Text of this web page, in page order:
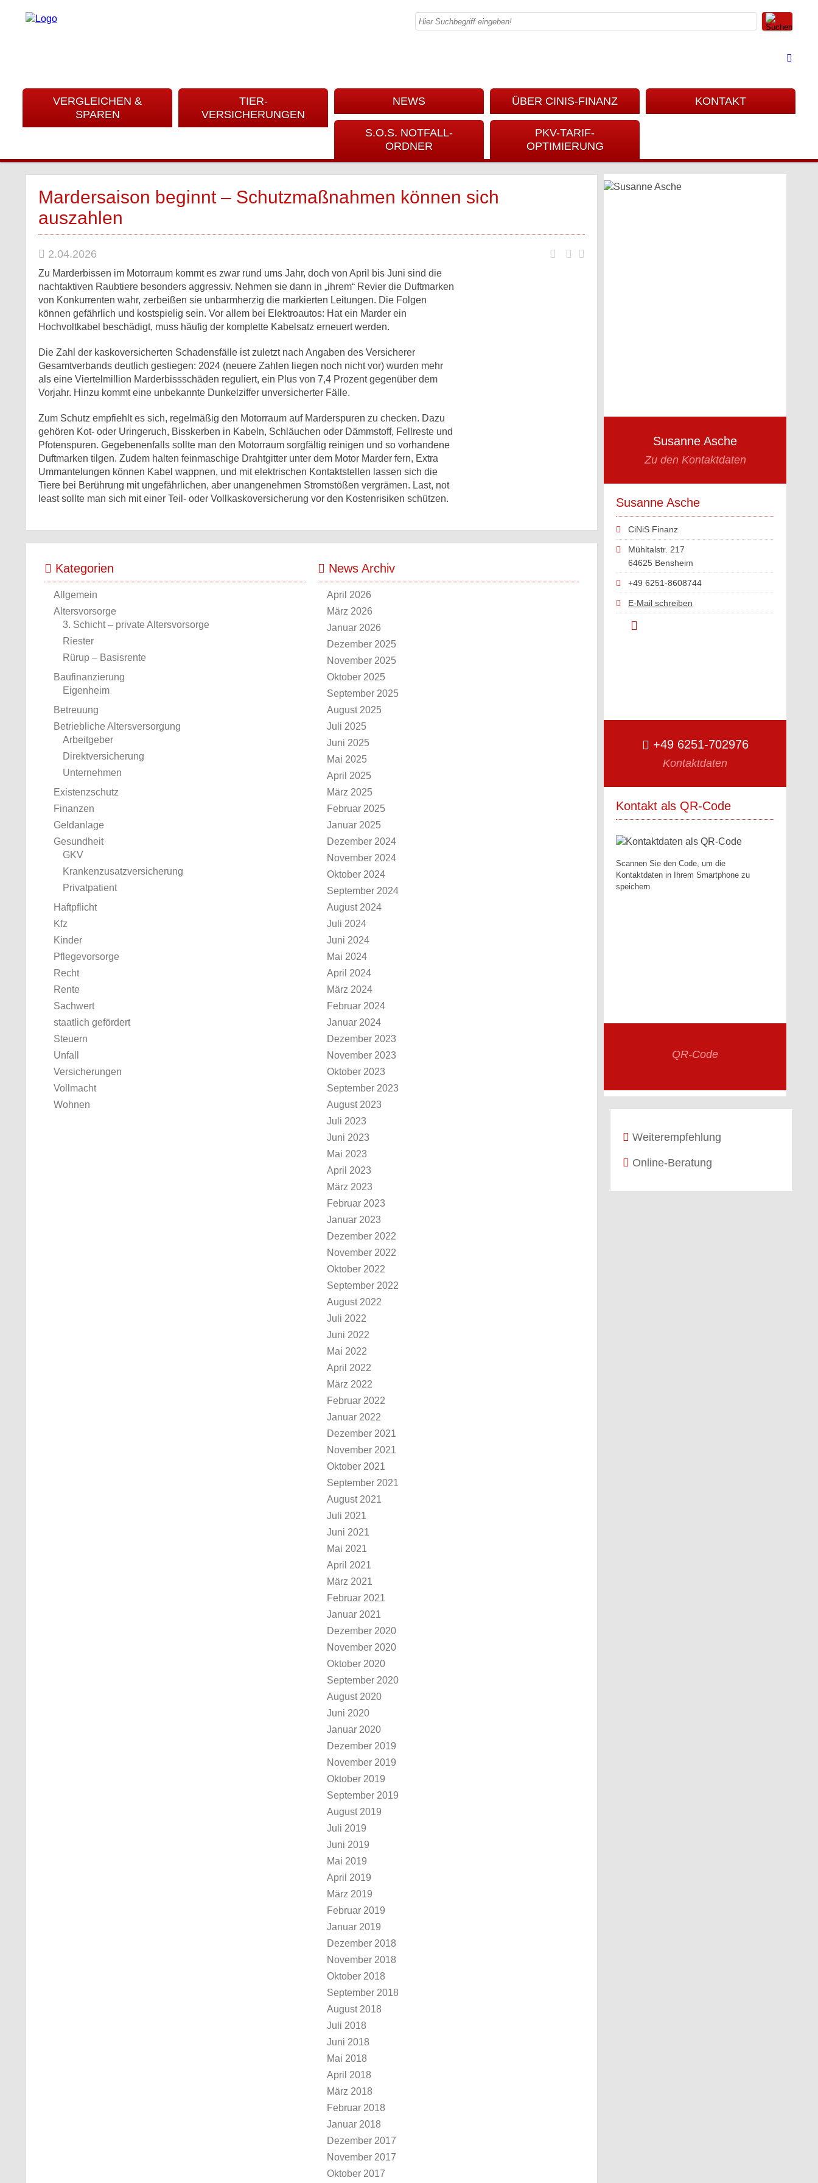
VERGLEICHEN &
SPAREN
TIER-
VERSICHERUNGEN
NEWS ÜBER CINIS-FINANZ KONTAKT
S.O.S. NOTFALL-
ORDNER
PKV-TARIF-
OPTIMIERUNG
Susanne Asche
Zu den Kontaktdaten
Susanne Asche
CiNiS Finanz
Mühltalstr. 217
64625 Bensheim
+49 6251-8608744
E-Mail schreiben
+49 6251-702976
Kontaktdaten
Kontakt als QR-Code
Scannen Sie den Code, um die
Kontaktdaten in Ihrem Smartphone zu
speichern.
QR-Code
Weiterempfehlung
Online-Beratung
Mardersaison beginnt – Schutzmaßnahmen können sich
auszahlen
2.04.2026
Zu Marderbissen im Motorraum kommt es zwar rund ums Jahr, doch von April bis Juni sind die
nachtaktiven Raubtiere besonders aggressiv. Nehmen sie dann in „ihrem“ Revier die Duftmarken
von Konkurrenten wahr, zerbeißen sie unbarmherzig die markierten Leitungen. Die Folgen
können gefährlich und kostspielig sein. Vor allem bei Elektroautos: Hat ein Marder ein
Hochvoltkabel beschädigt, muss häufig der komplette Kabelsatz erneuert werden.
Die Zahl der kaskoversicherten Schadensfälle ist zuletzt nach Angaben des Versicherer
Gesamtverbands deutlich gestiegen: 2024 (neuere Zahlen liegen noch nicht vor) wurden mehr
als eine Viertelmillion Marderbissschäden reguliert, ein Plus von 7,4 Prozent gegenüber dem
Vorjahr. Hinzu kommt eine unbekannte Dunkelziffer unversicherter Fälle.
Zum Schutz empfiehlt es sich, regelmäßig den Motorraum auf Marderspuren zu checken. Dazu
gehören Kot- oder Uringeruch, Bisskerben in Kabeln, Schläuchen oder Dämmstoff, Fellreste und
Pfotenspuren. Gegebenenfalls sollte man den Motorraum sorgfältig reinigen und so vorhandene
Duftmarken tilgen. Zudem halten feinmaschige Drahtgitter unter dem Motor Marder fern, Extra
Ummantelungen können Kabel wappnen, und mit elektrischen Kontaktstellen lassen sich die
Tiere bei Berührung mit ungefährlichen, aber unangenehmen Stromstößen vergrämen. Last, not
least sollte man sich mit einer Teil- oder Vollkaskoversicherung vor den Kostenrisiken schützen.
Kategorien
Allgemein
Altersvorsorge
3. Schicht – private Altersvorsorge
Riester
Rürup – Basisrente
Baufinanzierung
Eigenheim
Betreuung
Betriebliche Altersversorgung
Arbeitgeber
Direktversicherung
Unternehmen
Existenzschutz
Finanzen
Geldanlage
Gesundheit
GKV
Krankenzusatzversicherung
Privatpatient
Haftpflicht
Kfz
Kinder
Pflegevorsorge
Recht
Rente
Sachwert
staatlich gefördert
Steuern
Unfall
Versicherungen
Vollmacht
Wohnen
News Archiv
April 2026
März 2026
Januar 2026
Dezember 2025
November 2025
Oktober 2025
September 2025
August 2025
Juli 2025
Juni 2025
Mai 2025
April 2025
März 2025
Februar 2025
Januar 2025
Dezember 2024
November 2024
Oktober 2024
September 2024
August 2024
Juli 2024
Juni 2024
Mai 2024
April 2024
März 2024
Februar 2024
Januar 2024
Dezember 2023
November 2023
Oktober 2023
September 2023
August 2023
Juli 2023
Juni 2023
Mai 2023
April 2023
März 2023
Februar 2023
Januar 2023
Dezember 2022
November 2022
Oktober 2022
September 2022
August 2022
Juli 2022
Juni 2022
Mai 2022
April 2022
März 2022
Februar 2022
Januar 2022
Dezember 2021
November 2021
Oktober 2021
September 2021
August 2021
Juli 2021
Juni 2021
Mai 2021
April 2021
März 2021
Februar 2021
Januar 2021
Dezember 2020
November 2020
Oktober 2020
September 2020
August 2020
Juni 2020
Januar 2020
Dezember 2019
November 2019
Oktober 2019
September 2019
August 2019
Juli 2019
Juni 2019
Mai 2019
April 2019
März 2019
Februar 2019
Januar 2019
Dezember 2018
November 2018
Oktober 2018
September 2018
August 2018
Juli 2018
Juni 2018
Mai 2018
April 2018
März 2018
Februar 2018
Januar 2018
Dezember 2017
November 2017
Oktober 2017